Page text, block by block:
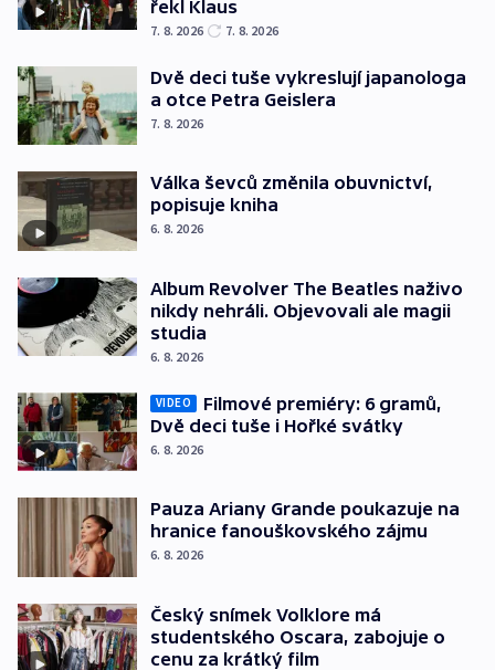
řekl Klaus
7. 8. 2026 7. 8. 2026
Dvě deci tuše vykreslují japanologa
a otce Petra Geislera
7. 8. 2026
Válka ševců změnila obuvnictví,
popisuje kniha
6. 8. 2026
Album Revolver The Beatles naživo
nikdy nehráli. Objevovali ale magii
studia
6. 8. 2026
VIDEO
Filmové premiéry: 6 gramů,
Dvě deci tuše i Hořké svátky
6. 8. 2026
Pauza Ariany Grande poukazuje na
hranice fanouškovského zájmu
6. 8. 2026
Český snímek Volklore má
studentského Oscara, zabojuje o
cenu za krátký film